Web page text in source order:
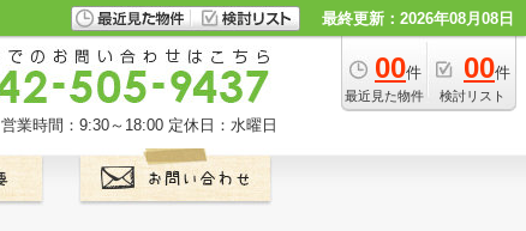
最終更新：2026年08月08日
00件
最近見た物件
00件
検討リスト
営業時間：9:30～18:00 定休日：水曜日